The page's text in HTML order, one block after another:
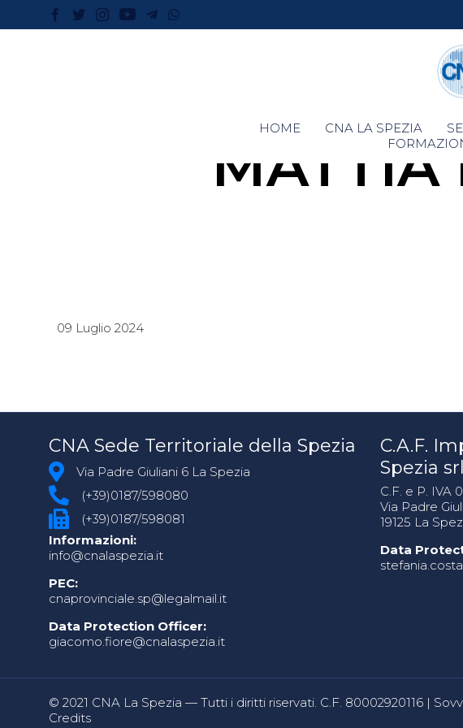
HOME CNA LA SPEZIA
MATTIA
09 Luglio 2024
CNA Sede Territoriale della Spezia
Via Padre Giuliani 6 La Spezia
(+39)0187/598080
(+39)0187/598081
Informazioni:
info@cnalaspezia.it
PEC:
cnaprovinciale.sp@legalmail.it
Data Protection Officer:
giacomo.fiore@cnalaspezia.it
C.A.F.
Spezia srl
C.F. e P. IVA
Via Padre
19125 La
Data
© 2021 CNA La Spezia — Tutti i diritti riservati. C.F. 80002920116 |
Credits